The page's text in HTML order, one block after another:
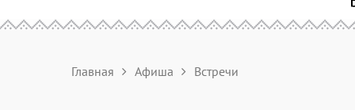
Главная Афиша Встречи